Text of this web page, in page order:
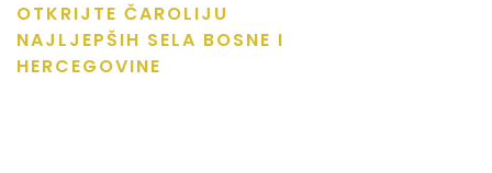
OTKRIJTE ČAROLIJU
NAJLJEPŠIH SELA BOSNE I
HERCEGOVINE